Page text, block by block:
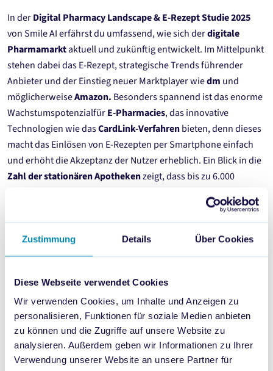
Zustimmung Details Über Cookies
Diese Webseite verwendet Cookies
Wir verwenden Cookies, um Inhalte und Anzeigen zu
personalisieren, Funktionen für soziale Medien anbieten
zu können und die Zugriffe auf unsere Website zu
analysieren. Außerdem geben wir Informationen zu Ihrer
Verwendung unserer Website an unsere Partner für
In derDigital Pharmacy Landscape & E-Rezept Studie 2025
von Smile AI erfährst du umfassend, wie sich derdigitale
Pharmamarktaktuell und zukünftig entwickelt. Im Mittelpunkt
stehen dabei das E-Rezept, strategische Trends führender
Anbieter und der Einstieg neuer Marktplayer wiedm und
möglicherweiseAmazon. Besonders spannend ist das enorme
WachstumspotenzialfürE-Pharmacies, das innovative
Technologien wie dasCardLink-Verfahrenbieten, denn dieses
macht das Einlösen von E-Rezepten per Smartphone einfach
und erhöht die Akzeptanz der Nutzer erheblich. Ein Blick in die
Zahl der stationären Apothekenzeigt, dass bis zu 6.000
Die Studie liefert dir detaillierteUmsatzprognosen und
Marktanalysen bis 2030
verändern könnten. Sie zeigt auch die Anzahl der aktuell
eingelöstenE-Rezepteund durchleuchtete, wie Hersteller am
besten von eRx profitieren können. Zusätzlich erhältst du
konkrete Handlungsempfehlungen, um als Hersteller optimal
von der Digitalisierung zu profitieren. Besondere
Schwerpunkte liegen dabei aufApp-First-Strategien, Cross-